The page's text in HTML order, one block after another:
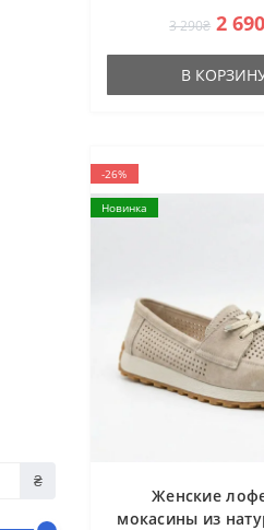
₴
3 290₴ 2
В
-26%
Новинка
Женские
мокасины из